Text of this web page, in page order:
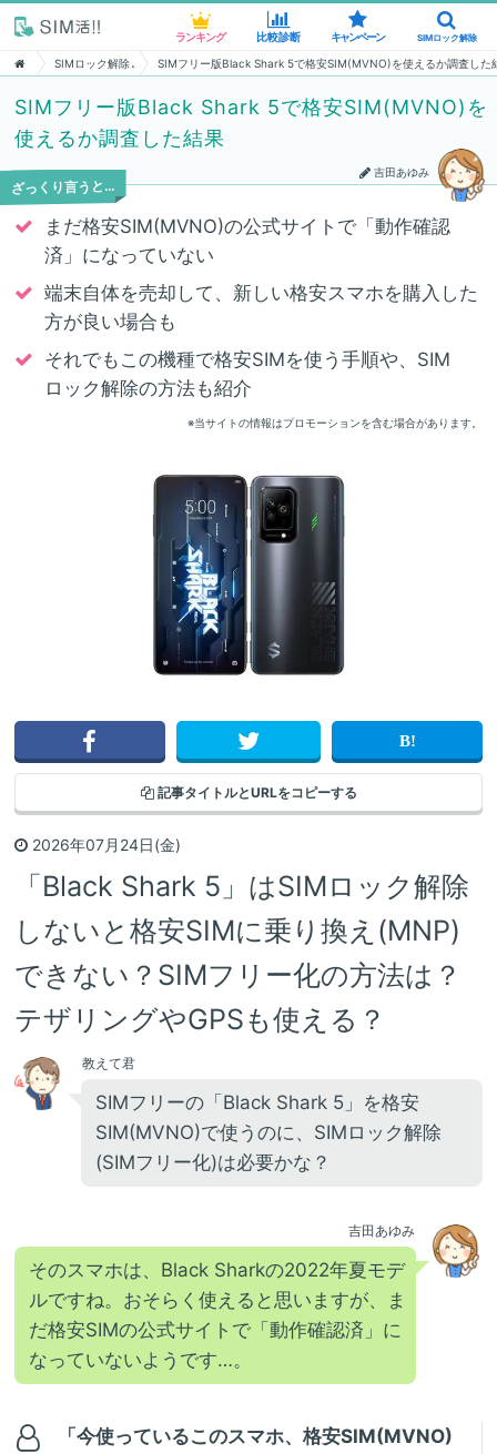
ランキング 比較診断 キャンペーン SIMロック解除
SIMロック解除 SIMフリー版Black Shark 5で格安SIM(MVNO)を使えるか調査した
SIMフリー版Black Shark 5で格安SIM(MVNO)を
使えるか調査した結果
吉田あゆみ
ざっくり言うと…
まだ格安SIM(MVNO)の公式サイトで「動作確認
済」になっていない
端末自体を売却して、新しい格安スマホを購入した
方が良い場合も
それでもこの機種で格安SIMを使う手順や、SIM
ロック解除の方法も紹介
※当サイトの情報はプロモーションを含む場合があります。
記事タイトルとURLをコピーする
2026年07月24日(金)
「Black Shark 5」はSIMロック解除
しないと格安SIMに乗り換え(MNP)
できない？SIMフリー化の方法は？
テザリングやGPSも使える？
教えて君
SIMフリーの「Black Shark 5」を格安
SIM(MVNO)で使うのに、SIMロック解除
(SIMフリー化)は必要かな？
吉田あゆみ
そのスマホは、Black Sharkの2022年夏モデ
ルですね。おそらく使えると思いますが、ま
だ格安SIMの公式サイトで「動作確認済」に
なっていないようです…。
「今使っているこのスマホ、格安SIM(MVNO)
ランキング 比較診断 キャンペーン SIMロック解除